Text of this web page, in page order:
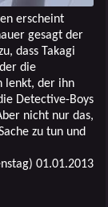
erscheint
gesagt der
dass Takagi
die
lenkt, der ihn
Detective-Boys
nicht nur das,
zu tun und
01.01.2013